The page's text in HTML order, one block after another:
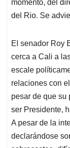
momento, del
del Rio. Se
El senador Roy
cerca a Cali a
escale
relaciones con
pesar de que su
ser Presidente,
A pesar de la
declarándose